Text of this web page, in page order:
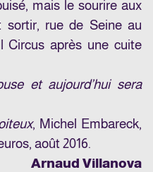
mais le sourire aux
sortir, rue de Seine au
Circus après une cuite
et aujourd’hui sera
, Michel Embareck,
août 2016.
Arnaud Villanova